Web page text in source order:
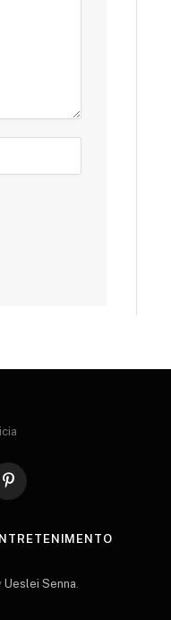
Pinterest
Ueslei Senna.